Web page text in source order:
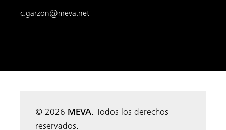
c.garzon@meva.net
© 2026 MEVA. Todos los derechos
reservados.